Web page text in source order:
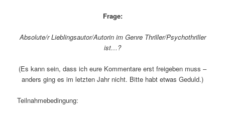
Frage:
Absolute/r Lieblingsautor/Autorin im Genre Thriller/Psychothriller
ist…?
(Es kann sein, dass ich eure Kommentare erst freigeben muss –
anders ging es im letzten Jahr nicht. Bitte habt etwas Geduld.)
Teilnahmebedingung: